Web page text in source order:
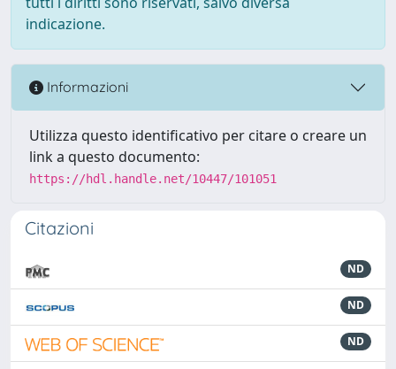
indicazione.
Informazioni
Utilizza questo identificativo per citare o creare un
link a questo documento:
https://hdl.handle.net/10447/101051
Citazioni
ND
ND
ND